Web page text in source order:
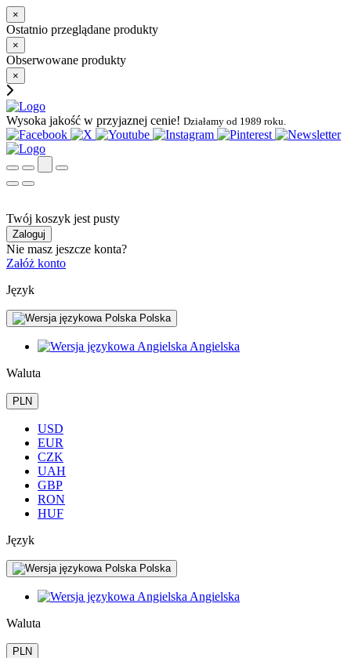
×
Ostatnio przeglądane produkty
×
Obserwowane produkty
×
Wysoka jakość w przyjaznej cenie! Działamy od 1989 roku.
Twój koszyk jest pusty
Zaloguj
Nie masz jeszcze konta?
Załóż konto
Język
Polska
Angielska
Waluta
PLN
USD
EUR
CZK
UAH
GBP
RON
HUF
Język
Polska
Angielska
Waluta
PLN